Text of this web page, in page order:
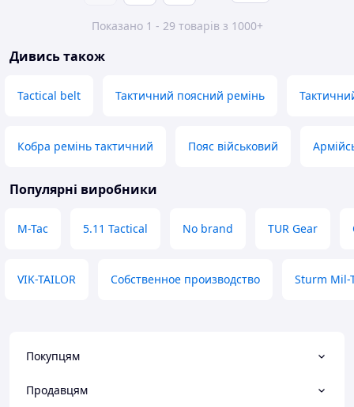
Показано 1 - 29 товарів з 1000+
Дивись також
Tactical belt Тактичний поясний ремінь
Кобра ремінь тактичний Пояс військовий
Популярні виробники
M-Tac 5.11 Tactical No brand TUR Gear
VIK-TAILOR Собственное производство Sturm Mil-
Покупцям
Продавцям